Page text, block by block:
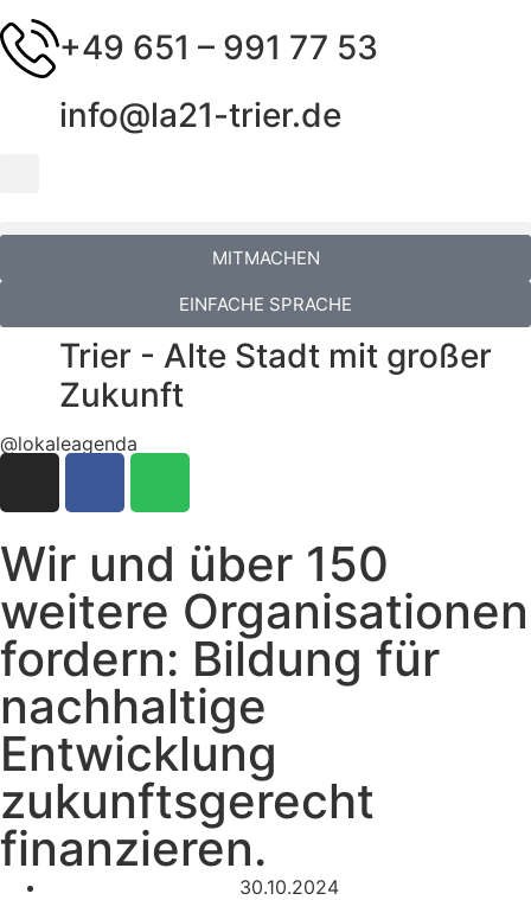
+49 651 – 991 77 53
info@la21-trier.de
MITMACHEN
EINFACHE SPRACHE
Trier - Alte Stadt mit großer
Zukunft
@lokaleagenda
Wir und über 150
weitere Organisationen
fordern: Bildung für
nachhaltige
Entwicklung
zukunftsgerecht
finanzieren.
30.10.2024